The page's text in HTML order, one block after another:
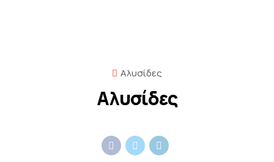
Αλυσίδες
Αλυσίδες